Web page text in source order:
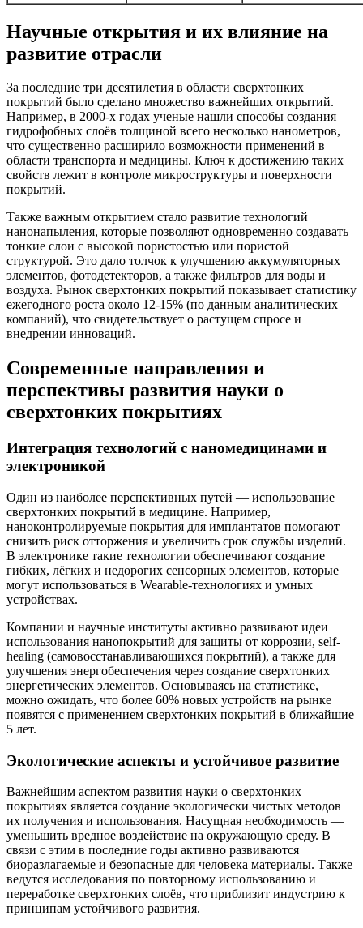
Научные открытия и их влияние на
развитие отрасли
За последние три десятилетия в области сверхтонких
покрытий было сделано множество важнейших открытий.
Например, в 2000-х годах ученые нашли способы создания
гидрофобных слоёв толщиной всего несколько нанометров,
что существенно расширило возможности применений в
области транспорта и медицины. Ключ к достижению таких
свойств лежит в контроле микроструктуры и поверхности
покрытий.
Также важным открытием стало развитие технологий
нанонапыления, которые позволяют одновременно создавать
тонкие слои с высокой пористостью или пористой
структурой. Это дало толчок к улучшению аккумуляторных
элементов, фотодетекторов, а также фильтров для воды и
воздуха. Рынок сверхтонких покрытий показывает статистику
ежегодного роста около 12-15% (по данным аналитических
компаний), что свидетельствует о растущем спросе и
внедрении инноваций.
Современные направления и
перспективы развития науки о
сверхтонких покрытиях
Интеграция технологий с наномедицинами и
электроникой
Один из наиболее перспективных путей — использование
сверхтонких покрытий в медицине. Например,
наноконтролируемые покрытия для имплантатов помогают
снизить риск отторжения и увеличить срок службы изделий.
В электронике такие технологии обеспечивают создание
гибких, лёгких и недорогих сенсорных элементов, которые
могут использоваться в Wearable-технологиях и умных
устройствах.
Компании и научные институты активно развивают идеи
использования нанопокрытий для защиты от коррозии, self-
healing (самовосстанавливающихся покрытий), а также для
улучшения энергобеспечения через создание сверхтонких
энергетических элементов. Основываясь на статистике,
можно ожидать, что более 60% новых устройств на рынке
появятся с применением сверхтонких покрытий в ближайшие
5 лет.
Экологические аспекты и устойчивое развитие
Важнейшим аспектом развития науки о сверхтонких
покрытиях является создание экологически чистых методов
их получения и использования. Насущная необходимость —
уменьшить вредное воздействие на окружающую среду. В
связи с этим в последние годы активно развиваются
биоразлагаемые и безопасные для человека материалы. Также
ведутся исследования по повторному использованию и
переработке сверхтонких слоёв, что приблизит индустрию к
принципам устойчивого развития.